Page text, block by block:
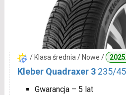
/ Klasa średnia / Nowe /
Kleber Quadraxer 3 235/45
Gwarancja – 5 lat